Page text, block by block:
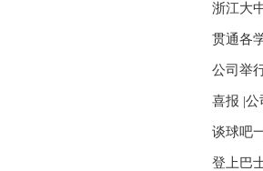
浙江大
贯通各
公司举
喜报 |
谈球吧
登上巴